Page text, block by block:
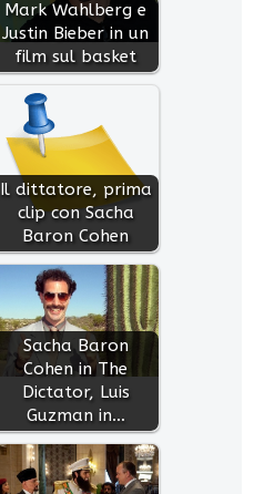
Mark Wahlberg e
Justin Bieber in un
film sul basket
Il dittatore, prima
clip con Sacha
Baron Cohen
Sacha Baron
Cohen in The
Dictator, Luis
Guzman in…